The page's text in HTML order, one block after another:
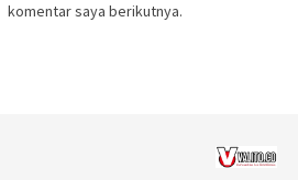
komentar saya berikutnya.